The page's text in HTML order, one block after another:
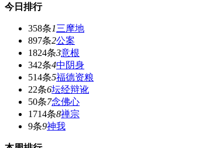
今日排行
358条1三摩地
897条2公案
1824条3意根
342条4中阴身
514条5福德资粮
22条6坛经辩讹
50条7念佛心
1714条8禅宗
9条9神我